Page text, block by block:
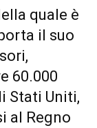
quale è
il suo
60.000
Stati Uniti,
al Regno